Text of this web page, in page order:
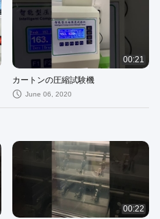
00:21
カートンの圧縮試験機
June 06, 2020
00:22